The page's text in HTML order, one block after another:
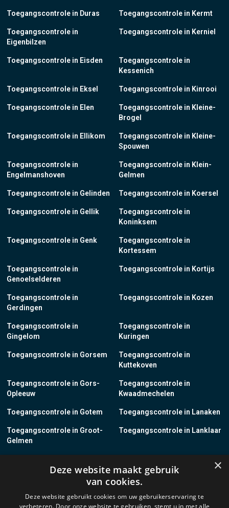
Toegangscontrole in Duras
Toegangscontrole in
Eigenbilzen
Toegangscontrole in Eisden
Toegangscontrole in Eksel
Toegangscontrole in Elen
Toegangscontrole in Ellikom
Toegangscontrole in
Engelmanshoven
Toegangscontrole in Gelinden
Toegangscontrole in Gellik
Toegangscontrole in Genk
Toegangscontrole in
Genoelselderen
Toegangscontrole in
Gerdingen
Toegangscontrole in
Gingelom
Toegangscontrole in Gorsem
Toegangscontrole in Gors-
Opleeuw
Toegangscontrole in Gotem
Toegangscontrole in Groot-
Gelmen
Toegangscontrole in Grote-
Brogel
Toegangscontrole in Kermt
Toegangscontrole in Kerniel
Toegangscontrole in
Kessenich
Toegangscontrole in Kinrooi
Toegangscontrole in Kleine-
Brogel
Toegangscontrole in Kleine-
Spouwen
Toegangscontrole in Klein-
Gelmen
Toegangscontrole in Koersel
Toegangscontrole in
Koninksem
Toegangscontrole in
Kortessem
Toegangscontrole in Kortijs
Toegangscontrole in Kozen
Toegangscontrole in
Kuringen
Toegangscontrole in
Kuttekoven
Toegangscontrole in
Kwaadmechelen
Toegangscontrole in Lanaken
Toegangscontrole in Lanklaar
Toegangscontrole in
Leopoldsburg
×
Deze website maakt gebruik
van cookies.
Deze website gebruikt cookies om uw gebruikerservaring te
verbeteren. Door onze website te gebruiken, stemt u in met alle